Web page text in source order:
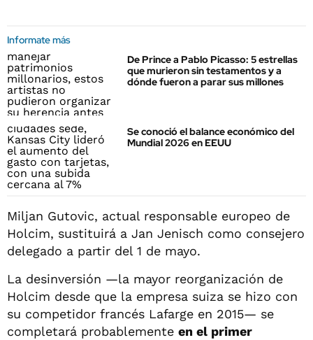
Informate más
De Prince a Pablo Picasso: 5 estrellas
que murieron sin testamentos y a
dónde fueron a parar sus millones
Se conoció el balance económico del
Mundial 2026 en EEUU
Miljan Gutovic, actual responsable europeo de
Holcim, sustituirá a Jan Jenisch como consejero
delegado a partir del 1 de mayo.
La desinversión —la mayor reorganización de
Holcim desde que la empresa suiza se hizo con
su competidor francés Lafarge en 2015— se
completará probablemente en el primer